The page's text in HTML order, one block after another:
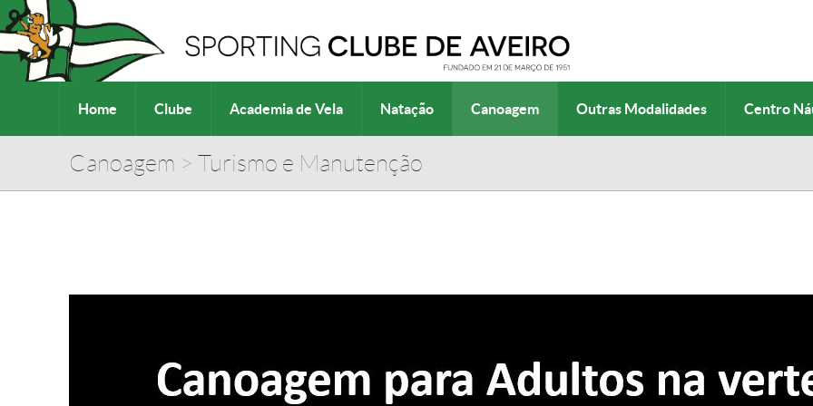
Home Clube Academia de Vela Natação Canoagem Outras Modalidades Centro
Canoagem > Turismo e Manutenção